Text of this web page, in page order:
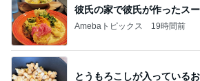
彼氏の家で彼氏が作ったス
Amebaトピックス 19時間前
とうもろこしが入っている